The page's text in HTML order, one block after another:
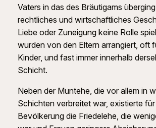
Vaters in das des Bräutigams
rechtliches und wirtschaftliches
Liebe oder Zuneigung keine Rolle
wurden von den Eltern arrangiert, oft
Kinder, und fast immer innerhalb
Schicht.
Neben der Muntehe, die vor allem in
Schichten verbreitet war, existierte
Bevölkerung die Friedelehe, die